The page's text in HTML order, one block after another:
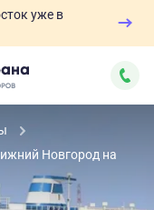
уже в
Новгород на